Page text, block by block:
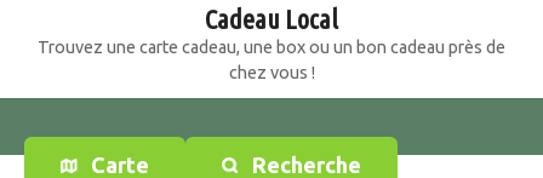
e
t
Cadeau Local
Trouvez une carte cadeau, une box ou un bon cadeau près de
chez vous !
Carte Recherche